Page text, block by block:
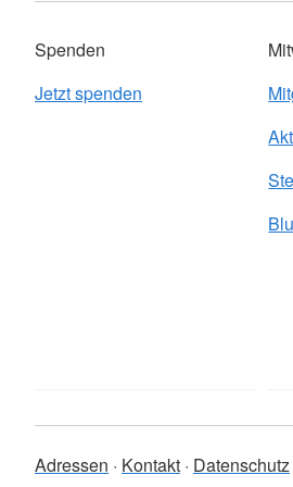
Spenden
Jetzt spenden
Adressen Kontakt Datenschutz